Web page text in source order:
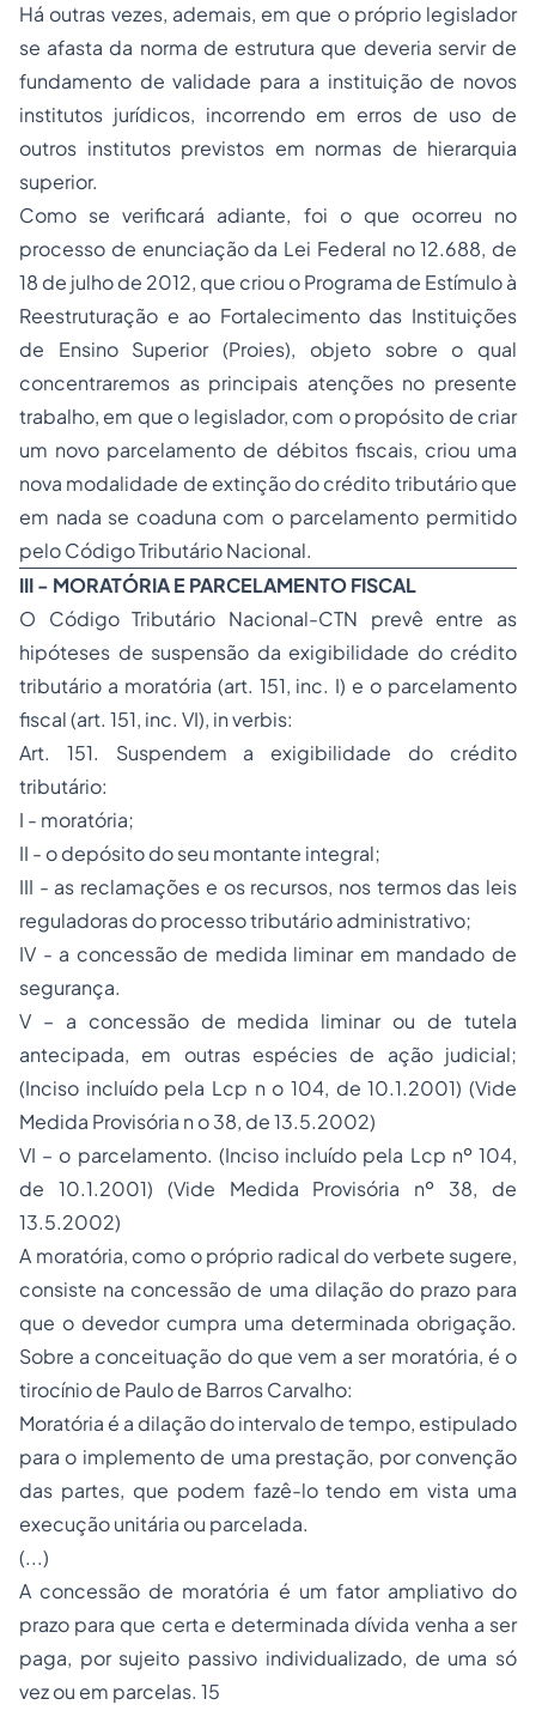
Há outras vezes, ademais, em que o próprio legislador
se afasta da norma de estrutura que deveria servir de
fundamento de validade para a instituição de novos
institutos jurídicos, incorrendo em erros de uso de
outros institutos previstos em normas de hierarquia
superior.
Como se verificará adiante, foi o que ocorreu no
processo de enunciação da Lei Federal no 12.688, de
18 de julho de 2012, que criou o Programa de Estímulo à
Reestruturação e ao Fortalecimento das Instituições
de Ensino Superior (Proies), objeto sobre o qual
concentraremos as principais atenções no presente
trabalho, em que o legislador, com o propósito de criar
um novo parcelamento de débitos fiscais, criou uma
nova modalidade de extinção do crédito tributário que
em nada se coaduna com o parcelamento permitido
pelo Código Tributário Nacional.
III - MORATÓRIA E PARCELAMENTO FISCAL
O Código Tributário Nacional-CTN prevê entre as
hipóteses de suspensão da exigibilidade do crédito
tributário a moratória (art. 151, inc. I) e o parcelamento
fiscal (art. 151, inc. VI), in verbis:
Art. 151. Suspendem a exigibilidade do crédito
tributário:
I - moratória;
II - o depósito do seu montante integral;
III - as reclamações e os recursos, nos termos das leis
reguladoras do processo tributário administrativo;
IV - a concessão de medida liminar em mandado de
segurança.
V – a concessão de medida liminar ou de tutela
antecipada, em outras espécies de ação judicial;
(Inciso incluído pela Lcp n o 104, de 10.1.2001) (Vide
Medida Provisória n o 38, de 13.5.2002)
VI – o parcelamento. (Inciso incluído pela Lcp nº 104,
de 10.1.2001) (Vide Medida Provisória nº 38, de
13.5.2002)
A moratória, como o próprio radical do verbete sugere,
consiste na concessão de uma dilação do prazo para
que o devedor cumpra uma determinada obrigação.
Sobre a conceituação do que vem a ser moratória, é o
tirocínio de Paulo de Barros Carvalho:
Moratória é a dilação do intervalo de tempo, estipulado
para o implemento de uma prestação, por convenção
das partes, que podem fazê-lo tendo em vista uma
execução unitária ou parcelada.
(...)
A concessão de moratória é um fator ampliativo do
prazo para que certa e determinada dívida venha a ser
paga, por sujeito passivo individualizado, de uma só
vez ou em parcelas. 15